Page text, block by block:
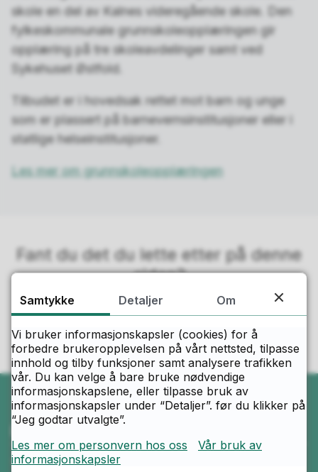
skole en del av Kalnes videregående skole. Den
fylkeskommunale grunnskoleopplæringen gir
opplæring på tre skoleavdelinger samt ved
Sykehuset Østfold.
Tilbudet er i hovedsak rettet mot barn og unge
som er plassert på barnevernsinstitusjoner eller i
statlige helseinstitusjoner.
Les mer om grunnskoleopplæringen
Fant du det du lette etter på denne
siden?
Ja Nei
Ring oss
Telefon
Samtykke Detaljer Om
Vi bruker informasjonskapsler (cookies) for å
forbedre brukeropplevelsen på vårt nettsted, tilpasse
innhold og tilby funksjoner samt analysere trafikken
vår. Du kan velge å bare bruke nødvendige
informasjonskapslene, eller tilpasse bruk av
informasjonskapsler under “Detaljer”. før du klikker på
“Jeg godtar utvalgte”.
Les mer om personvern hos oss
Vår bruk av
informasjonskapsler